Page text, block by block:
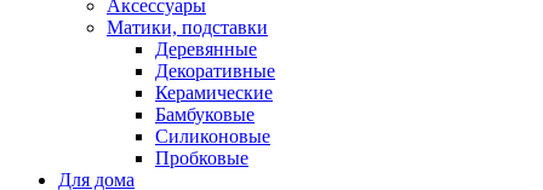
Аксессуары
Матики, подставки
Деревянные
Декоративные
Керамические
Бамбуковые
Силиконовые
Пробковые
Для дома